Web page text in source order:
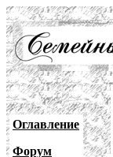
Оглавление
Форум